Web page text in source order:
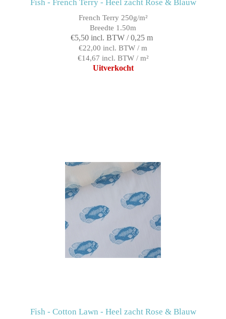
Fish - French Terry - Heel zacht Rose & Blauw
French Terry 250g/m²
Breedte 1.50m
€5,50 incl. BTW / 0,25 m
€22,00 incl. BTW / m
€14,67 incl. BTW / m²
Uitverkocht
Fish - Cotton Lawn - Heel zacht Rose & Blauw